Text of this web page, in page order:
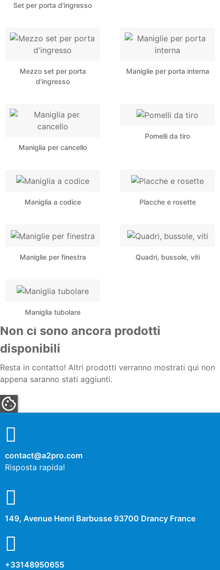
Set per porta d'ingresso
Mezzo set per porta
d'ingresso
Maniglie per porta interna
Maniglia per cancello
Pomelli da tiro
Maniglia a codice Placche e rosette
Maniglie per finestra Quadri, bussole, viti
Maniglia tubolare
Non ci sono ancora prodotti
disponibili
Resta in contatto! Altri prodotti verranno mostrati qui non
appena saranno stati aggiunti.
contact@a2pro.com
Risposta rapida!
149, Avenue Henri Barbusse 93700 Drancy France
+33148950655